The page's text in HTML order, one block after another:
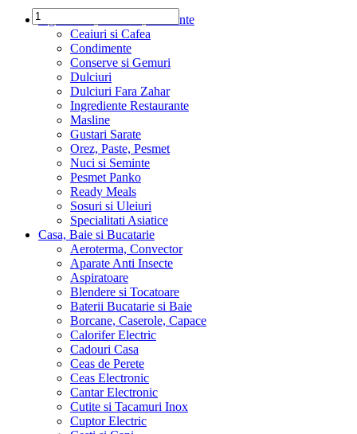
Ingrediente, Dulciuri, Alimente
Ceaiuri si Cafea
Condimente
Conserve si Gemuri
Dulciuri
Dulciuri Fara Zahar
Ingrediente Restaurante
Masline
Gustari Sarate
Orez, Paste, Pesmet
Nuci si Seminte
Pesmet Panko
Ready Meals
Sosuri si Uleiuri
Specialitati Asiatice
Casa, Baie si Bucatarie
Aeroterma, Convector
Aparate Anti Insecte
Aspiratoare
Blendere si Tocatoare
Baterii Bucatarie si Baie
Borcane, Caserole, Capace
Calorifer Electric
Cadouri Casa
Ceas de Perete
Ceas Electronic
Cantar Electronic
Cutite si Tacamuri Inox
Cuptor Electric